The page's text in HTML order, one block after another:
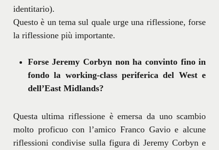
identitario).
Questo è un tema sul quale urge una riflessione, forse
la riflessione più importante.
Forse Jeremy Corbyn non ha convinto fino in
fondo la working-class periferica del West e
dell’East Midlands?
Questa ultima riflessione è emersa da uno scambio
molto proficuo con l’amico Franco Gavio e alcune
riflessioni condivise sulla figura di Jeremy Corbyn e